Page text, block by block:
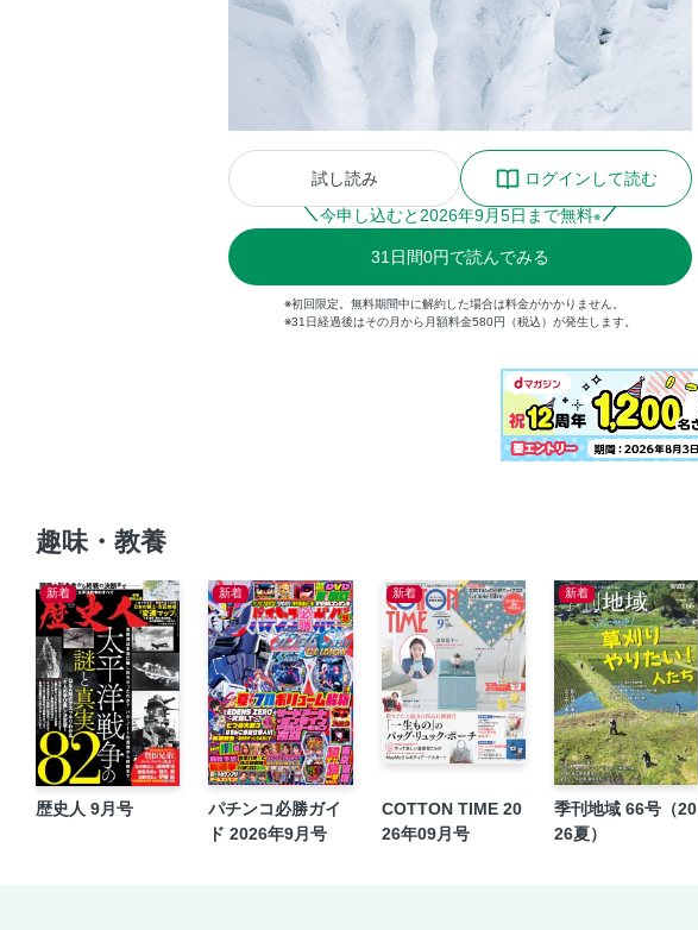
試し読み
ログインして読む
今申し込むと 2026年9月5日まで無料※
31 日間0円で読んでみる
※初回限定。無料期間中に解約した場合は料金がかかりません。
※31日経過後はその月から月額料金580円（税込）が発生します。
趣味・教養
新着
歴史人 9月号
新着
パチンコ必勝ガイ
ド 2026年9月号
新着
COTTON TIME 20
26年09月号
新着
季刊地域 66号（20
26夏）